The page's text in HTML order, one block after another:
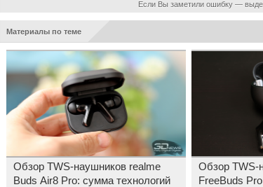
Если Вы заметили ошибку —
Материалы по теме
Обзор TWS-наушников realme
Buds Air8 Pro: сумма технологий
Обзор TWS-
FreeBuds